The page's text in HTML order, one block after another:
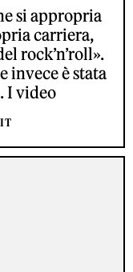
si appropria
carriera,
rock’n’roll».
invece è stata
I video